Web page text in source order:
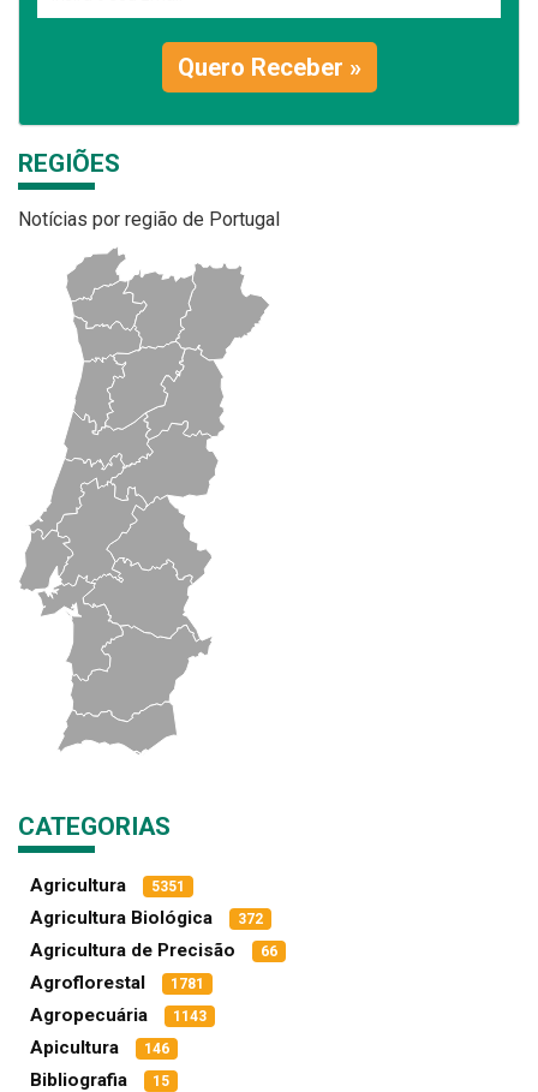
Quero Receber »
REGIÕES
Notícias por região de Portugal
CATEGORIAS
Agricultura 5351
Agricultura Biológica 372
Agricultura de Precisão 66
Agroflorestal 1781
Agropecuária 1143
Apicultura 146
Bibliografia 15